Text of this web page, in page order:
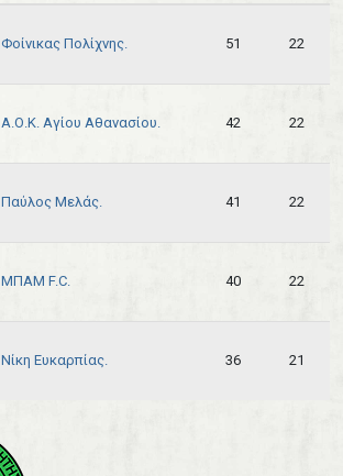
Φοίνικας Πολίχνης. 51 22
Α.Ο.Κ. Αγίου Αθανασίου. 42 22
Παύλος Μελάς. 41 22
ΜΠΑΜ F.C. 40 22
Νίκη Ευκαρπίας. 36 21